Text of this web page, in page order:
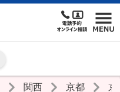
関西 京都 京